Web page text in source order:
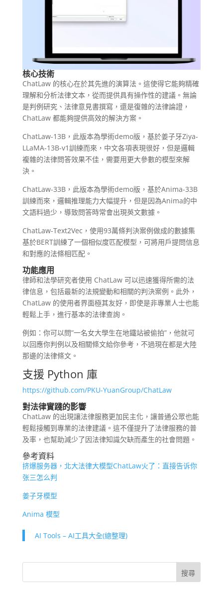
核心技術
ChatLaw 的核心在於其先進的演算法。這使得它能夠精確
理解和分析法律文本，從而提供具有操作性的建議。無論
是判例研究、法律意見書撰寫，還是復雜的法律論證，
ChatLaw 都能夠提供高效的解決方案。
ChatLaw-13B，此版本為學術demo版，基於姜子牙Ziya-
LLaMA-13B-v1訓練而來，中文各項表現很好，但是邏輯
複雜的法律問答效果不佳，需要用更大參數的模型來解
決。
ChatLaw-33B，此版本為學術demo版，基於Anima-33B
訓練而來，邏輯推理能力大幅提升，但是因為Anima的中
文語料過少，導致問答時常會出現英文數據。
ChatLaw-Text2Vec，使用93萬條判決案例做成的數據集
基於BERT訓練了一個相似度匹配模型，可將用戶提問信息
和對應的法條相匹配。
功能應用
律師和法學研究者使用 ChatLaw 可以迅速獲得所需的法
律信息，包括最新的法規變動和相關的判決案例。此外，
ChatLaw 的使用者界面極其友好，即使是非專業人士也能
輕鬆上手，進行基本的法律查詢。
例如：你可以問”一名女大學生在地鐵站被偷拍”，他就可
以回應你判例以及相關條文給你參考，不過現在都是大陸
那邊的法律條文。
支援 Python 庫
https://github.com/PKU-YuanGroup/ChatLaw
對法律實踐的影響
ChatLaw 的出現讓法律服務更加民主化，讓普通公眾也能
輕鬆接觸到專業的法律建議。這不僅提升了法律服務的普
及率，也幫助減少了因法律知識欠缺而產生的社會問題。
參考資料
挤爆服务器，北大法律大模型ChatLaw火了：直接告诉你
张三怎么判
姜子牙模型
Anima 模型
AI Tools – AI工具大全(總整理)